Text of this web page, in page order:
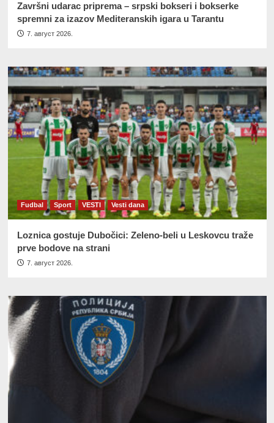
Završni udarac priprema – srpski bokseri i bokserke
spremni za izazov Mediteranskih igara u Tarantu
7. август 2026.
Fudbal Sport VESTI Vesti dana
Loznica gostuje Dubočici: Zeleno-beli u Leskovcu traže
prve bodove na strani
7. август 2026.